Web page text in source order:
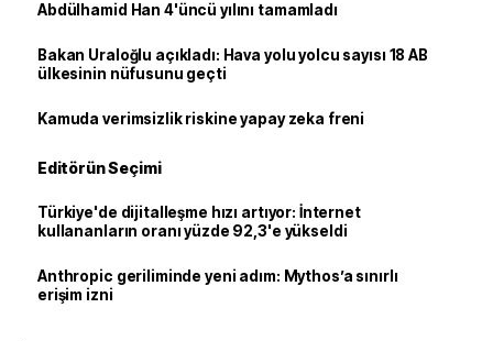
Abdülhamid Han 4'üncü yılını tamamladı
Bakan Uraloğlu açıkladı: Hava yolu yolcu sayısı 18 AB
ülkesinin nüfusunu geçti
Kamuda verimsizlik riskine yapay zeka freni
Editörün Seçimi
Türkiye'de dijitalleşme hızı artıyor: İnternet
kullananların oranı yüzde 92,3'e yükseldi
Anthropic geriliminde yeni adım: Mythos’a sınırlı
erişim izni